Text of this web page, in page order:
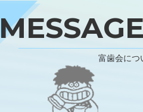
MESSAGE
富歯会につ